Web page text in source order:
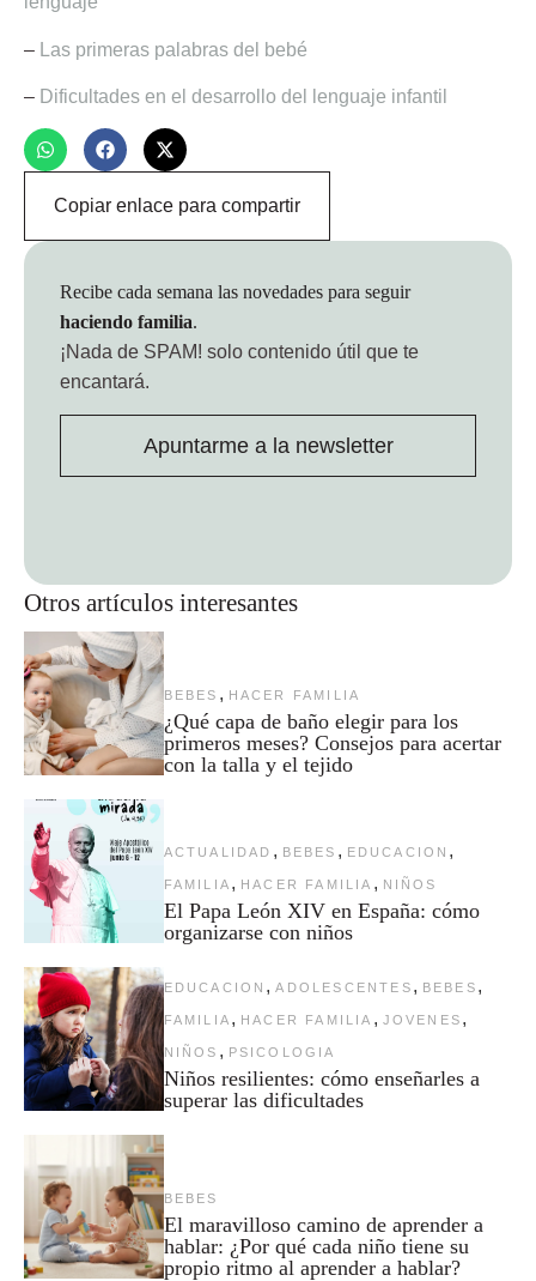
– Las primeras palabras del bebé
– Dificultades en el desarrollo del lenguaje infantil
Copiar enlace para compartir
Otros artículos interesantes
BEBES , HACER FAMILIA
¿Qué capa de baño elegir para los
primeros meses? Consejos para acertar
con la talla y el tejido
ACTUALIDAD , BEBES , EDUCACION ,
FAMILIA , HACER FAMILIA , NIÑOS
El Papa León XIV en España: cómo
organizarse con niños
EDUCACION , ADOLESCENTES , BEBES ,
FAMILIA , HACER FAMILIA , JOVENES ,
NIÑOS , PSICOLOGIA
Niños resilientes: cómo enseñarles a
superar las dificultades
BEBES
El maravilloso camino de aprender a
hablar: ¿Por qué cada niño tiene su
propio ritmo al aprender a hablar?
Recibe cada semana las novedades para seguir
haciendo familia.
¡Nada de SPAM! solo contenido útil que te
encantará.
Apuntarme a la newsletter